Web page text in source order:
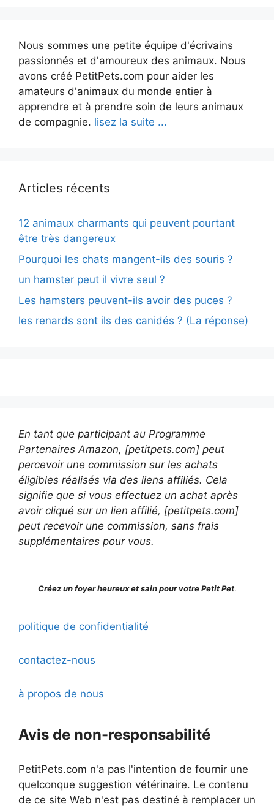
Nous sommes une petite équipe d'écrivains
passionnés et d'amoureux des animaux. Nous
avons créé PetitPets.com pour aider les
amateurs d'animaux du monde entier à
apprendre et à prendre soin de leurs animaux
de compagnie. lisez la suite ...
Articles récents
12 animaux charmants qui peuvent pourtant
être très dangereux
Pourquoi les chats mangent-ils des souris ?
un hamster peut il vivre seul ?
Les hamsters peuvent-ils avoir des puces ?
les renards sont ils des canidés ? (La réponse)
En tant que participant au Programme
Partenaires Amazon, [petitpets.com] peut
percevoir une commission sur les achats
éligibles réalisés via des liens affiliés. Cela
signifie que si vous effectuez un achat après
avoir cliqué sur un lien affilié, [petitpets.com]
peut recevoir une commission, sans frais
supplémentaires pour vous.
Créez un foyer heureux et sain pour votre Petit Pet.
politique de confidentialité
contactez-nous
à propos de nous
Avis de non-responsabilité
PetitPets.com n'a pas l'intention de fournir une
quelconque suggestion vétérinaire. Le contenu
de ce site Web n'est pas destiné à remplacer un